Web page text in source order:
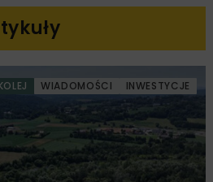
WIADOMOŚCI INWESTYCJE